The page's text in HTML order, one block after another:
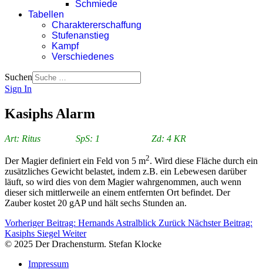
Schmiede
Tabellen
Charaktererschaffung
Stufenanstieg
Kampf
Verschiedenes
Suchen
Sign In
Kasiphs Alarm
Art: Ritus SpS: 1 Zd: 4 KR
Der Magier definiert ein Feld von 5 m2. Wird diese Fläche durch ein
zusätzliches Gewicht belastet, indem z.B. ein Lebewesen darüber
läuft, so wird dies von dem Magier wahrgenommen, auch wenn
dieser sich mittlerweile an einem entfernten Ort befindet. Der
Zauber kostet 20 gAP und hält sechs Stunden an.
Vorheriger Beitrag: Hernands Astralblick Zurück Nächster Beitrag:
Kasiphs Siegel Weiter
© 2025 Der Drachensturm. Stefan Klocke
Impressum